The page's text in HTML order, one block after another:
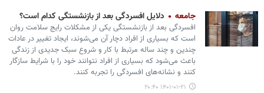
جامعه دلایل افسردگی بعد از بازنشستگی کدام است؟
افسردگی بعد از بازنشستگی یکی از مشکلات رایج سلامت روان
است که بسیاری از افراد دچار آن می‌شوند، ایجاد تغییر در عادات
چندین و چند ساله مرتبط با کار و شروع سبک جدیدی از زندگی
باعث می‌شود که بسیاری از افراد نتوانند خود را با شرایط سازگار
کنند و نشانه‌های افسردگی را تجربه کنند.
۱۴۰۱-۰۱-۲۱ ۲۰:۴۰